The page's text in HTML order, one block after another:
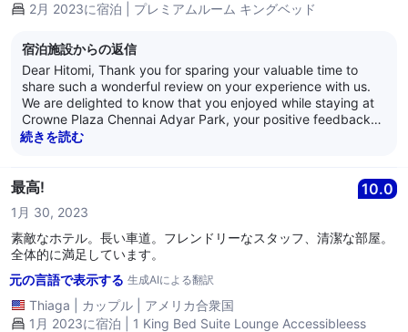
2月 2023に宿泊 | プレミアムルーム キングベッド
宿泊施設からの返信
Dear Hitomi, Thank you for sparing your valuable time to
share such a wonderful review on your experience with us.
We are delighted to know that you enjoyed while staying at
Crowne Plaza Chennai Adyar Park, your positive feedback
will act as source of inspiration for us. Your kind words
always. We would once again like to thank you for the review
Crowne Plaza Chennai Adyar Park. Best Regards, Anand
Nair General Manager Crowne Plaza Chennai Adyar Park
続きを読む
最高! 10.0
1月 30, 2023
素敵なホテル。長い車道。フレンドリーなスタッフ、清潔な部屋。
全体的に満足しています。
元の言語で表示する 生成AIによる翻訳
Thiaga カップル
アメリカ合衆国
1月 2023に宿泊 | 1 King Bed Suite Lounge Accessibleess